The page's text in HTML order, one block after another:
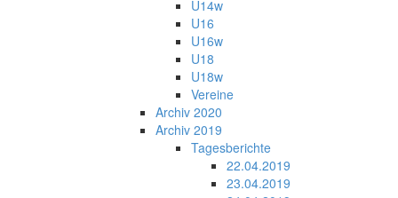
U14w
U16
U16w
U18
U18w
Vereine
Archiv 2020
Archiv 2019
Tagesberichte
22.04.2019
23.04.2019